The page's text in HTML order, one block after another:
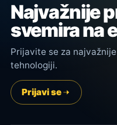
Najvažnije
svemira na
Prijavite se za
tehnologiji.
Prijavi se